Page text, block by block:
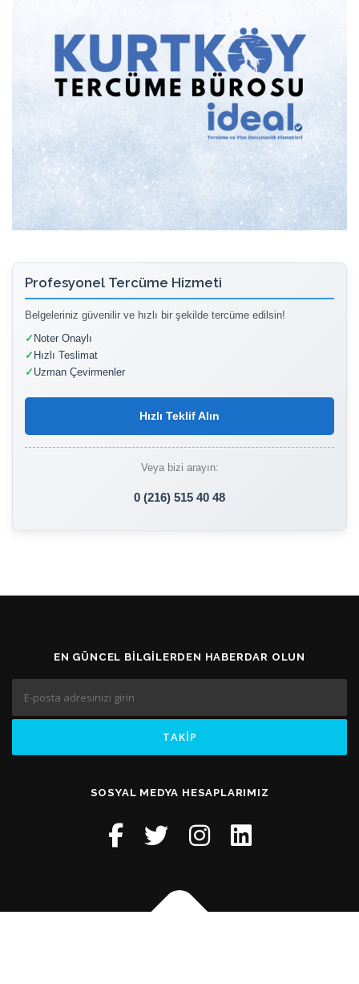
Profesyonel Tercüme Hizmeti
Belgeleriniz güvenilir ve hızlı bir şekilde tercüme edilsin!
✓ Noter Onaylı
✓ Hızlı Teslimat
✓ Uzman Çevirmenler
Hızlı Teklif Alın
Veya bizi arayın:
0 (216) 515 40 48
EN GÜNCEL BILGILERDEN HABERDAR OLUN
SOSYAL MEDYA HESAPLARIMIZ